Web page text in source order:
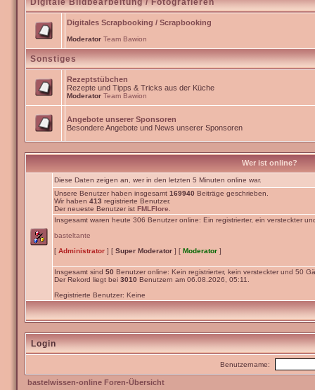
Digitale Bildbearbeitung / Fotografieren
Digitales Scrapbooking / Scrapbooking
Moderator Team Bawion
Sonstiges
Rezeptstübchen
Rezepte und Tipps & Tricks aus der Küche
Moderator Team Bawion
Angebote unserer Sponsoren
Besondere Angebote und News unserer Sponsoren
Wer ist online?
Diese Daten zeigen an, wer in den letzten 5 Minuten online war.
Unsere Benutzer haben insgesamt 169940 Beiträge geschrieben.
Wir haben 413 registrierte Benutzer.
Der neueste Benutzer ist FMLFlore
Insgesamt waren heute 306 Benutzer online: Ein registrierter, ein versteckter
basteltante
[ Administrator ] [ Super Moderator ] [ Moderator ]
Insgesamt sind 50 Benutzer online: Kein registrierter, kein versteckter und 50
Der Rekord liegt bei 3010 Benutzern am 06.08.2026, 05:11.
Registrierte Benutzer: Keine
Login
Benutzername:
bastelwissen-online Foren-Übersicht